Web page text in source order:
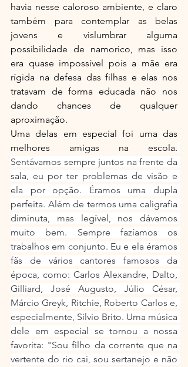
havia nesse caloroso ambiente, e claro
também para contemplar as belas
jovens e vislumbrar alguma
possibilidade de namorico, mas isso
era quase impossível pois a mãe era
rígida na defesa das filhas e elas nos
tratavam de forma educada não nos
dando chances de qualquer
aproximação.
Uma delas em especial foi uma das
melhores amigas na escola.
Sentávamos sempre juntos na frente da
sala, eu por ter problemas de visão e
ela por opção. Éramos uma dupla
perfeita. Além de termos uma caligrafia
diminuta, mas legível, nos dávamos
muito bem. Sempre fazíamos os
trabalhos em conjunto. Eu e ela éramos
fãs de vários cantores famosos da
época, como: Carlos Alexandre, Dalto,
Gilliard, José Augusto, Júlio César,
Márcio Greyk, Ritchie, Roberto Carlos e,
especialmente, Silvio Brito. Uma música
dele em especial se tornou a nossa
favorita: "Sou filho da corrente que na
vertente do rio cai, sou sertanejo e não